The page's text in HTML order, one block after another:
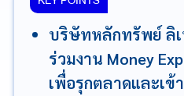
บริษัทหลักทรัพย์ ลิเ
ร่วมงาน Money
เพื่อรุกตลาดและเข้